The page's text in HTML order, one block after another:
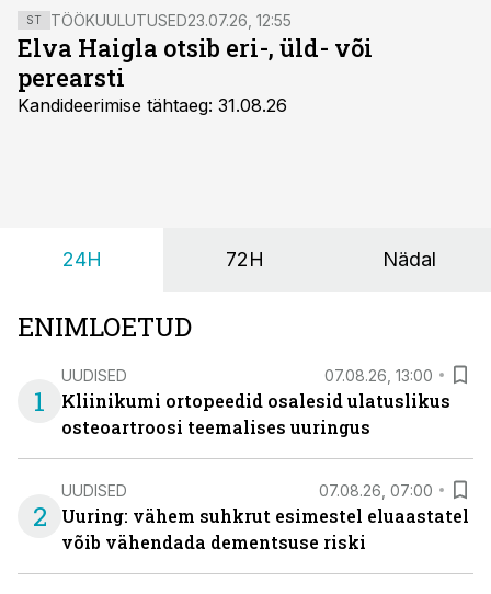
kolleegidega Ukraina sõjaväekirurge ja
operatsiooniõdesid koolitama.
ST TÖÖKUULUTUSED23.07.26, 12:55
Elva Haigla otsib eri-, üld- või
perearsti
Kandideerimise tähtaeg: 31.08.26
24H 72H Nädal
ENIMLOETUD
1
UUDISED 07.08.26, 13:00
Kliinikumi ortopeedid osalesid ulatuslikus
osteoartroosi teemalises uuringus
2
UUDISED 07.08.26, 07:00
Uuring: vähem suhkrut esimestel eluaastatel
võib vähendada dementsuse riski